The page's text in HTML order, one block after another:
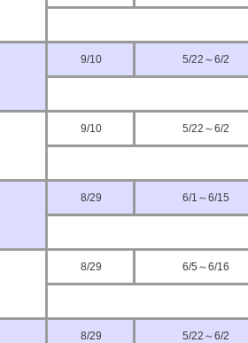
9/10 5/22～6/2
9/10 5/22～6/2
8/29 6/1～6/15
8/29 6/5～6/16
8/29 5/22～6/2